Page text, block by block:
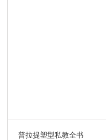
普拉提塑型私教全书